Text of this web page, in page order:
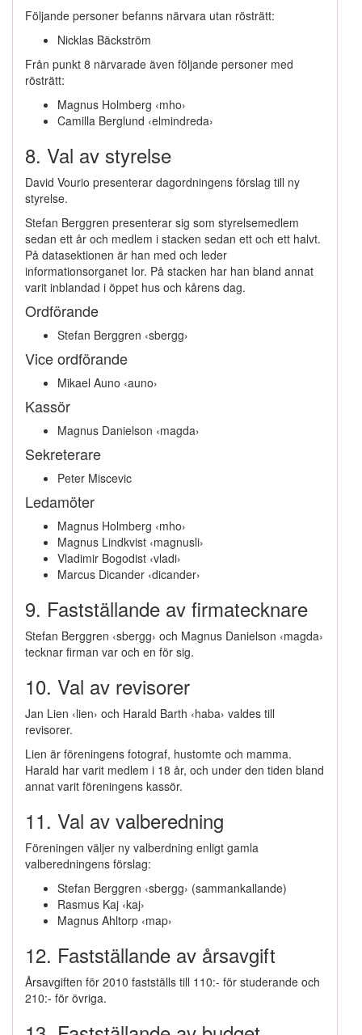
Följande personer befanns närvara utan rösträtt:
Nicklas Bäckström
Från punkt 8 närvarade även följande personer med
rösträtt:
Magnus Holmberg ‹mho›
Camilla Berglund ‹elmindreda›
8. Val av styrelse
David Vourio presenterar dagordningens förslag till ny
styrelse.
Stefan Berggren presenterar sig som styrelsemedlem
sedan ett år och medlem i stacken sedan ett och ett halvt.
På datasektionen är han med och leder
informationsorganet Ior. På stacken har han bland annat
varit inblandad i öppet hus och kårens dag.
Ordförande
Stefan Berggren ‹sbergg›
Vice ordförande
Mikael Auno ‹auno›
Kassör
Magnus Danielson ‹magda›
Sekreterare
Peter Miscevic
Ledamöter
Magnus Holmberg ‹mho›
Magnus Lindkvist ‹magnusli›
Vladimir Bogodist ‹vladi›
Marcus Dicander ‹dicander›
9. Fastställande av firmatecknare
Stefan Berggren ‹sbergg› och Magnus Danielson ‹magda›
tecknar firman var och en för sig.
10. Val av revisorer
Jan Lien ‹lien› och Harald Barth ‹haba› valdes till
revisorer.
Lien är föreningens fotograf, hustomte och mamma.
Harald har varit medlem i 18 år, och under den tiden bland
annat varit föreningens kassör.
11. Val av valberedning
Föreningen väljer ny valberdning enligt gamla
valberedningens förslag:
Stefan Berggren ‹sbergg› (sammankallande)
Rasmus Kaj ‹kaj›
Magnus Ahltorp ‹map›
12. Fastställande av årsavgift
Årsavgiften för 2010 fastställs till 110:- för studerande och
210:- för övriga.